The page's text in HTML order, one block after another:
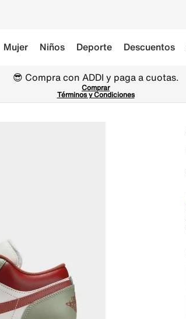
Mujer Niños Deporte Descuentos
😎 Compra con ADDI y paga a cuotas.
Comprar
Términos y Condiciones